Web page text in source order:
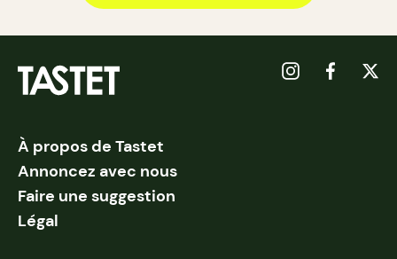
À propos de Tastet
Annoncez avec nous
Faire une suggestion
Légal